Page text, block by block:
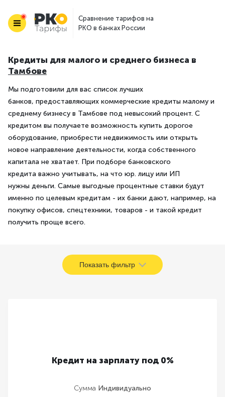
Сравнение тарифов на
РКО в банках России
Кредиты для малого и среднего бизнеса в
Тамбове
Мы подготовили для вас список лучших
банков, предоставляющих коммерческие кредиты малому и
среднему бизнесу в Тамбове под невысокий процент. С
кредитом вы получаете возможность купить дорогое
оборудование, приобрести недвижимость или открыть
новое направление деятельности, когда собственного
капитала не хватает. При подборе банковского
кредита важно учитывать, на что юр. лицу или ИП
нужны деньги. Самые выгодные процентные ставки будут
именно по целевым кредитам - их банки дают, например, на
покупку офисов, спецтехники, товаров - и такой кредит
получить проще всего.
Показать фильтр
Кредит на зарплату под 0%
Сумма Индивидуально